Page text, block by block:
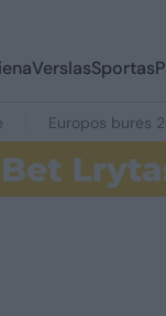
VerslasSportas
Europos burės